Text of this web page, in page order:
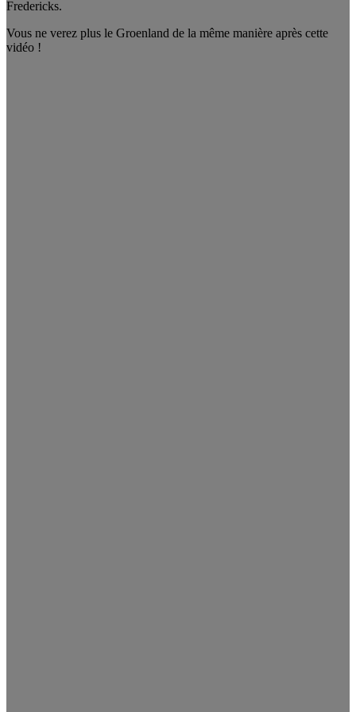
Fredericks.
Vous ne verez plus le Groenland de la même manière après cette
vidéo !